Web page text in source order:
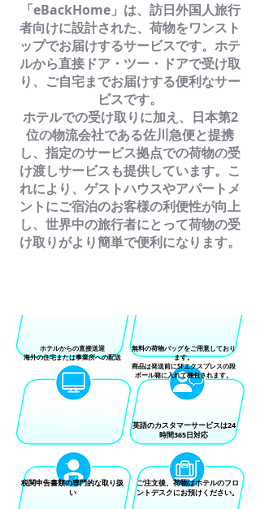
「eBackHome」は、訪日外国人旅行
者向けに設計された、荷物をワンスト
ップでお届けするサービスです。ホテ
ルから直接ドア・ツー・ドアで受け取
り、ご自宅までお届けする便利なサー
ビスです。
ホテルでの受け取りに加え、日本第2
位の物流会社である佐川急便と提携
し、指定のサービス拠点での荷物の受
け渡しサービスも提供しています。こ
れにより、ゲストハウスやアパートメ
ントにご宿泊のお客様の利便性が向上
し、世界中の旅行者にとって荷物の受
け取りがより簡単で便利になります。
ホテルからの直接送迎
海外の住宅または事業所への配送
無料の荷物バッグをご用意しており
ます。
商品は発送前にSFエクスプレスの段
ボール箱に入れて梱包されます。
税関申告書類の専門的な取り扱
い
英語のカスタマーサービスは24
時間365日対応
ご注文後、荷物はホテルのフロ
ントデスクにお預けください。